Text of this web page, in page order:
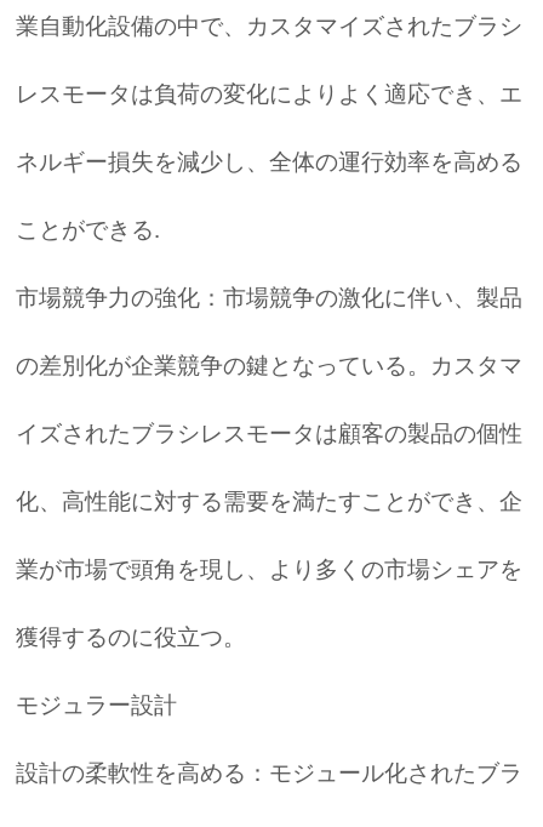
業自動化設備の中で、カスタマイズされたブラシ
レスモータは負荷の変化によりよく適応でき、エ
ネルギー損失を減少し、全体の運行効率を高める
ことができる.
市場競争力の強化：市場競争の激化に伴い、製品
の差別化が企業競争の鍵となっている。カスタマ
イズされたブラシレスモータは顧客の製品の個性
化、高性能に対する需要を満たすことができ、企
業が市場で頭角を現し、より多くの市場シェアを
獲得するのに役立つ。
モジュラー設計
設計の柔軟性を高める：モジュール化されたブラ